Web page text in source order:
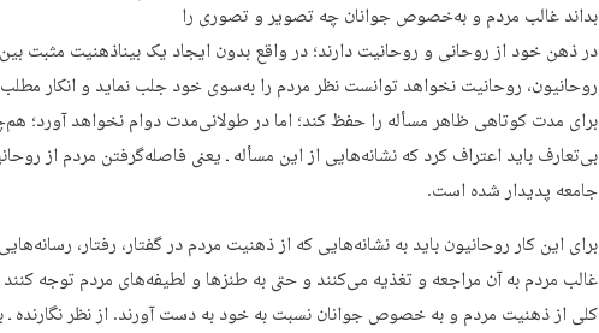
بداند غالب مردم و به‌خصوص جوانان چه تصویر و تصوری را
در ذهن خود از روحانی و روحانیت دارند؛ در واقع بدون ایجاد یک بیناذهنیت مثبت
روحانیون، روحانیت نخواهد توانست نظر مردم را به‌سوی خود جلب نماید و انکار
برای مدت کوتاهی ظاهر مسأله را حفظ کند؛ اما در طولانی‌مدت دوام نخواهد آورد؛
بی‌تعارف باید اعتراف کرد که نشانه‌هایی از این مسأله ـ یعنی فاصله‌گرفتن مردم از
جامعه پدیدار شده است.
برای این کار روحانیون باید به نشانه‌هایی که از ذهنیت مردم در گفتار، رفتار،
غالب مردم به آن مراجعه و تغذیه می‌کنند و حتی به طنزها و لطیفه‌های مردم توجه کنند
کلی از ذهنیت مردم و به خصوص جوانان نسبت به خود به دست آورند. از نظر نگارنده ـ